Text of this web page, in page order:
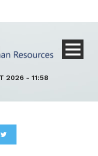
2026 - 11:58
0